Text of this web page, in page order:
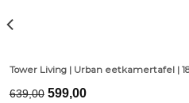
Tower Living | Urban eetkamertafel |
639,00 Original
599,00Current